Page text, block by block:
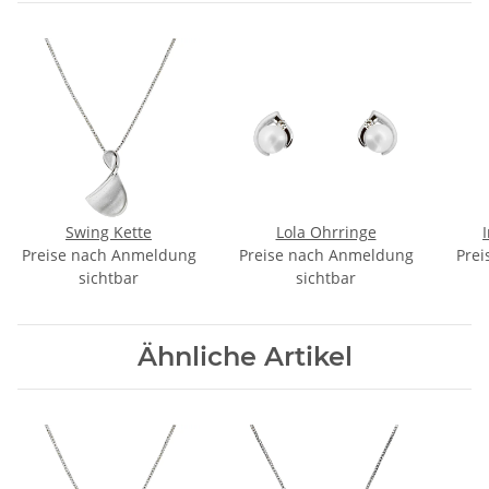
Swing Kette
Preise nach Anmeldung
sichtbar
Lola Ohrringe
Preise nach Anmeldung
sichtbar
Ähnliche Artikel